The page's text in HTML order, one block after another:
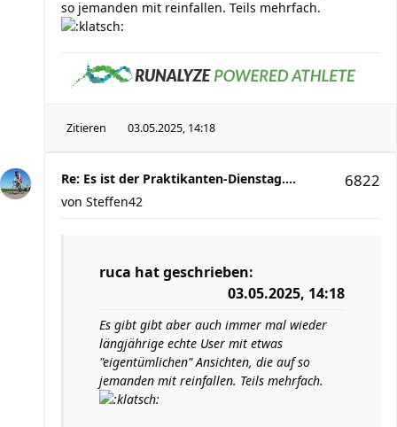
so jemanden mit reinfallen. Teils mehrfach.
Zitieren 03.05.2025, 14:18
Re: Es ist der Praktikanten-Dienstag.... 6822
von Steffen42
ruca hat geschrieben:
03.05.2025, 14:18
Es gibt gibt aber auch immer mal wieder
längjährige echte User mit etwas
"eigentümlichen" Ansichten, die auf so
jemanden mit reinfallen. Teils mehrfach.